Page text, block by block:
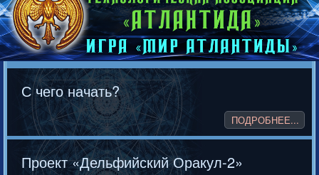
С чего начать?
ПОДРОБНЕЕ...
Проект «Дельфийский Оракул-2»